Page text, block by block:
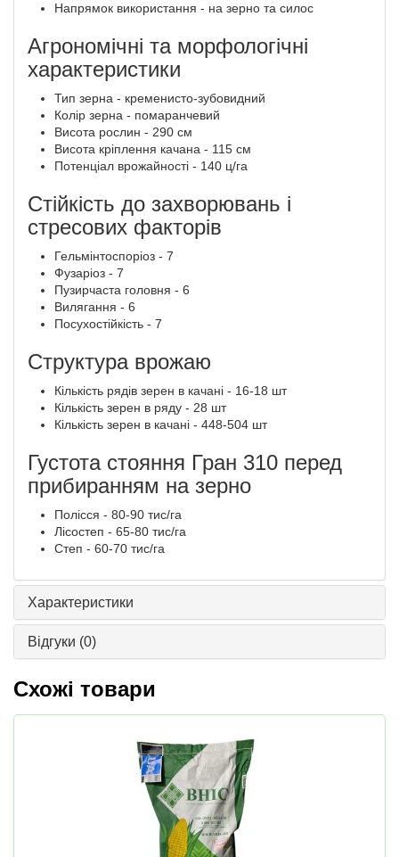
Напрямок використання - на зерно та силос
Агрономічні та морфологічні
характеристики
Тип зерна - кременисто-зубовидний
Колір зерна - помаранчевий
Висота рослин - 290 см
Висота кріплення качана - 115 см
Потенціал врожайності - 140 ц/га
Стійкість до захворювань і
стресових факторів
Гельмінтоспоріоз - 7
Фузаріоз - 7
Пузирчаста головня - 6
Вилягання - 6
Посухостійкість - 7
Структура врожаю
Кількість рядів зерен в качані - 16-18 шт
Кількість зерен в ряду - 28 шт
Кількість зерен в качані - 448-504 шт
Густота стояння Гран 310 перед
прибиранням на зерно
Полісся - 80-90 тис/га
Лісостеп - 65-80 тис/га
Степ - 60-70 тис/га
Характеристики
Відгуки (0)
Схожі товари